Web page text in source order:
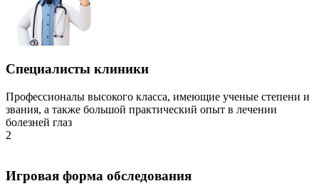
Специалисты клиники
Профессионалы высокого класса, имеющие ученые степени и
звания, а также большой практический опыт в лечении
болезней глаз
2
Игровая форма обследования